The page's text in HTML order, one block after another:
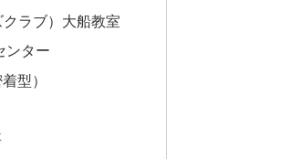
ラブ）大船教室
ンター
型）